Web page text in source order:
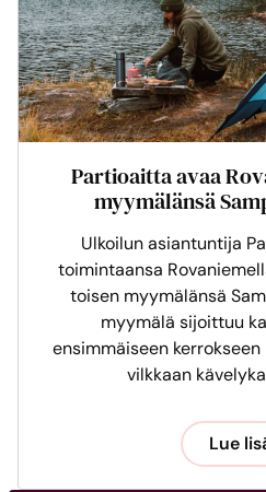
Partioaitta avaa
myymälänsä
Ulkoilun asiantuntija
toimintaansa
toisen myymälänsä
myymälä sijoittuu
ensimmäiseen
vilkkaan
Lue